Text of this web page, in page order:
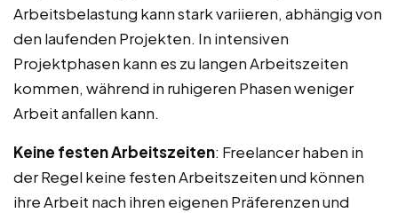
Arbeitsbelastung kann stark variieren, abhängig von
den laufenden Projekten. In intensiven
Projektphasen kann es zu langen Arbeitszeiten
kommen, während in ruhigeren Phasen weniger
Arbeit anfallen kann.
Keine festen Arbeitszeiten: Freelancer haben in
der Regel keine festen Arbeitszeiten und können
ihre Arbeit nach ihren eigenen Präferenzen und